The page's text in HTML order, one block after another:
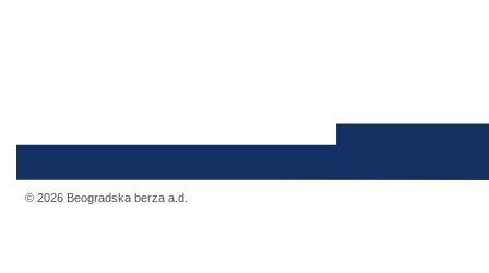
© 2026 Beogradska berza a.d.